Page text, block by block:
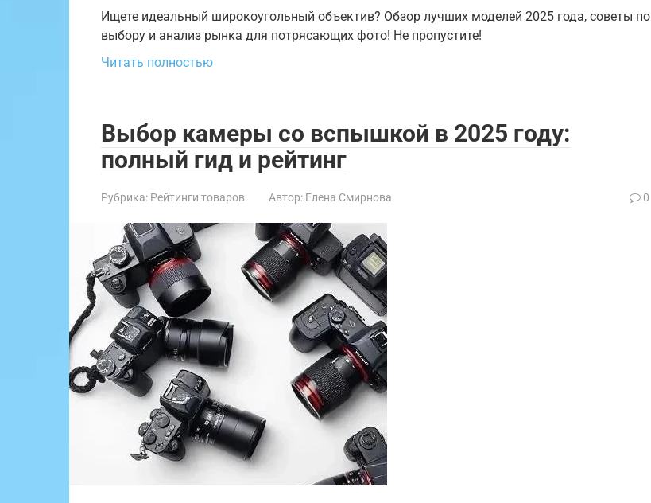
Ищете идеальный широкоугольный объектив? Обзор лучших моделей 2025 года, советы по
выбору и анализ рынка для потрясающих фото! Не пропустите!
Читать полностью
Выбор камеры со вспышкой в 2025 году:
полный гид и рейтинг
Рубрика: Рейтинги товаров Автор: Елена Смирнова 0